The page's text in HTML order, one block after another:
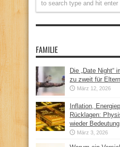
FAMILIE
Die „Date Night“
zu zweit für
März 12, 2026
Inflation,
Rücklagen:
wieder Bedeutung
März 3, 2026